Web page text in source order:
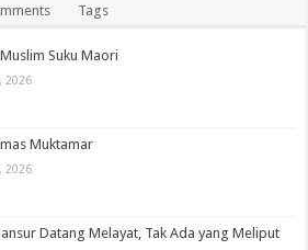
Tags
Suku Maori
2026
Muktamar
2026
Datang Melayat, Tak Ada yang Meliput